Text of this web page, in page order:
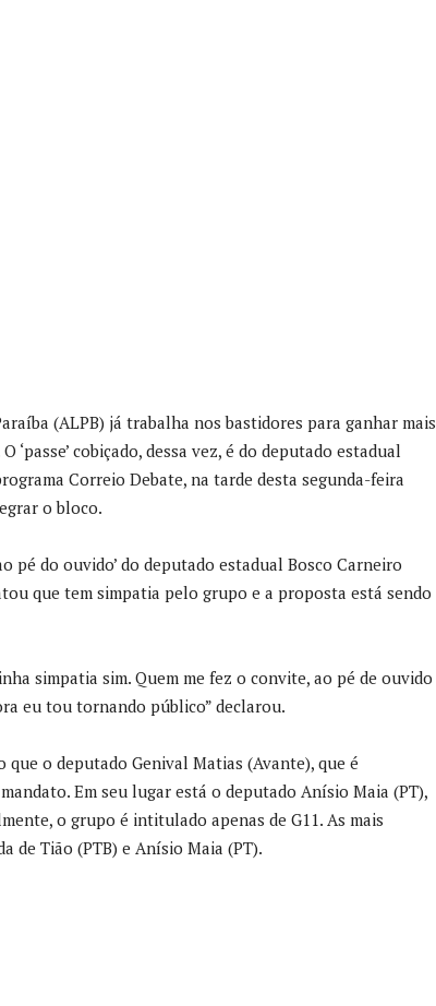
(ALPB) já trabalha nos bastidores para ganhar mais
cobiçado, dessa vez, é do deputado estadual
Correio Debate, na tarde desta segunda-feira
o bloco.
pé do ouvido’ do deputado estadual Bosco Carneiro
que tem simpatia pelo grupo e a proposta está sendo
simpatia sim. Quem me fez o convite, ao pé de ouvido
eu tou tornando público” declarou.
o deputado Genival Matias (Avante), que é
Em seu lugar está o deputado Anísio Maia (PT),
o grupo é intitulado apenas de G11. As mais
de Tião (PTB) e Anísio Maia (PT).